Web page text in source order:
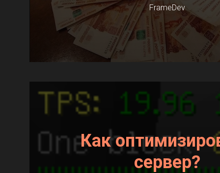
FrameDev
Как
сервер?